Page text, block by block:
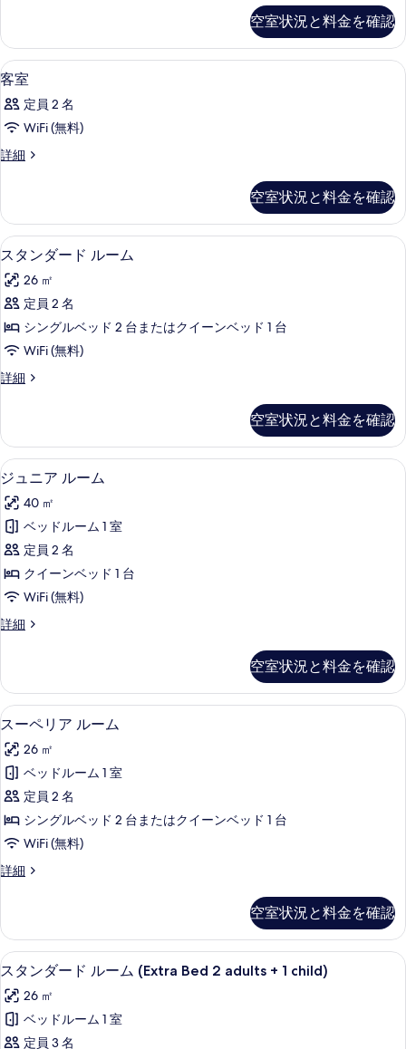
み
条
件
の
写
真
を
表
示
細
空室状況と料金を確認
客
室
の
す
べ
の
写
真
を
表
示
す
る
セレクト コンフォート製ベッド、ミ
9
客室
定員 2 名
WiFi (無料)
詳細
客
細
空室状況と料金を確認
ス
タ
ン
ダ
ー
ド
ル
ム
の
す
べ
て
の
写
真
を
す
る
セレクト コンフォート製ベッド、ミ
5
スタンダード ルーム
26 ㎡
定員 2 名
シングルベッド 2 台またはクイーンベッド 1 台
WiFi (無料)
詳細
ス
ー
ド
ル
ム
の
細
空室状況と料金を確認
ジ
ュ
ニ
ア
ル
ー
ム
の
べ
て
の
写
真
を
表
示
す
セレクト コンフォート製ベッド、ミ
15
ジュニア ルーム
40 ㎡
ベッドルーム 1 室
定員 2 名
クイーンベッド 1 台
WiFi (無料)
詳細
ジ
ル
ー
ム
詳
細
空室状況と料金を確認
ス
ー
ペ
リ
ア
ル
ー
ム
す
べ
て
の
写
真
セレクト コンフォート製ベッド、ミ
7
スーペリア ルーム
26 ㎡
ベッドルーム 1 室
定員 2 名
シングルベッド 2 台またはクイーンベッド 1 台
WiFi (無料)
詳細
ス
ア
ル
ー
の
詳
空室状況と料金を確認
ス
タ
ン
ダ
セレクト コンフォート製ベッド、ミ
5
スタンダード ルーム (Extra Bed 2 adults + 1 child)
26 ㎡
ベッドルーム 1 室
定員 3 名